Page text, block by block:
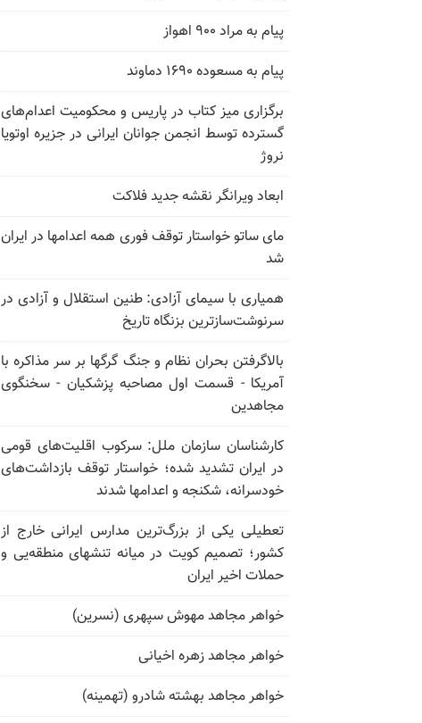
پیام به مراد ۹۰۰ اهواز
پیام به مسعوده ۱۶۹۰ دماوند
برگزاری میز کتاب در پاریس و محکومیت اعدام‌های
گسترده توسط انجمن جوانان ایرانی در جزیره اوتویا
نروژ
ابعاد ویرانگر نقشه جدید فلاکت
مای ساتو خواستار توقف فوری همه اعدامها در ایران
شد
همیاری با سیمای آزادی: طنین استقلال و آزادی در
سرنوشت‌سازترین بزنگاه تاریخ
بالا‌گرفتن بحران نظام و جنگ گرگها بر سر مذاکره با
آمریکا - قسمت اول مصاحبه پزشکیان - سخنگوی
مجاهدین
کارشناسان سازمان ملل: سرکوب اقلیت‌های قومی
در ایران تشدید شده؛ خواستار توقف بازداشت‌های
خودسرانه، شکنجه و اعدامها شدند
تعطیلی یکی از بزرگ‌ترین مدارس ایرانی خارج از
کشور؛ تصمیم کویت در میانه تنشهای منطقه‌یی و
حملات اخیر ایران
خواهر مجاهد مهوش سپهری (نسرین)
خواهر مجاهد زهره اخیانی
خواهر مجاهد بهشته شادرو (تهمینه)